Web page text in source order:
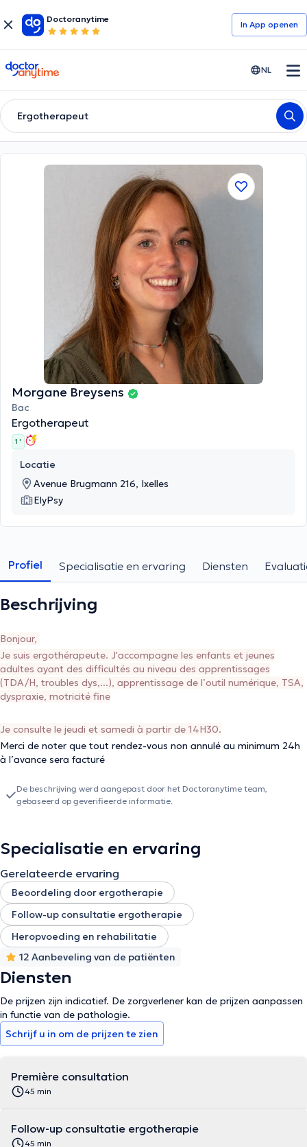
Doctoranytime
In App openen
doctoranytime NL
Ergotherapeut
Morgane Breysens
Bac
Ergotherapeut
1 '
Locatie
Avenue Brugmann 216, Ixelles
ElyPsy
Profiel Specialisatie en ervaring Diensten
Beschrijving
Bonjour,
Je suis ergothérapeute. J'accompagne les enfants et jeunes
adultes ayant des difficultés au niveau des apprentissages
(TDA/H, troubles dys,...), apprentissage de l’outil numérique, TSA,
dyspraxie, motricité fine
Je consulte le jeudi et samedi à partir de 14H30.
Merci de noter que tout rendez-vous non annulé au minimum 24h
à l’avance sera facturé
De beschrijving werd aangepast door het Doctoranytime team,
gebaseerd op geverifieerde informatie.
Specialisatie en ervaring
Gerelateerde ervaring
Beoordeling door ergotherapie
Follow-up consultatie ergotherapie
Heropvoeding en rehabilitatie
12 Aanbeveling van de patiënten
Diensten
De prijzen zijn indicatief. De zorgverlener kan de prijzen aanpassen
in functie van de pathologie.
Schrijf u in om de prijzen te zien
Première consultation
45 min
Follow-up consultatie ergotherapie
45 min